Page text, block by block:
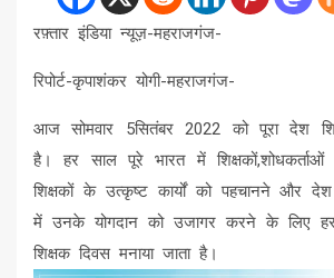
रफ़्तार इंडिया न्यूज़-महराजगंज-
रिपोर्ट-कृपाशंकर योगी-महराजगंज-
आज सोमवार 5सितंबर 2022 को पूरा देश
है। हर साल पूरे भारत में
शिक्षकों के उत्कृष्ट कार्यों को पहचानने और
में उनके योगदान को उजागर करने के लिए
शिक्षक दिवस मनाया जाता है।